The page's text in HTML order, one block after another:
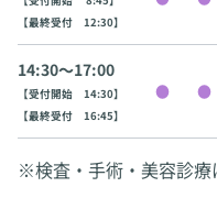
【最終受付 12:30】
14:30〜17:00
【受付開始 14:30】
【最終受付 16:45】
※検査・手術・美容診療